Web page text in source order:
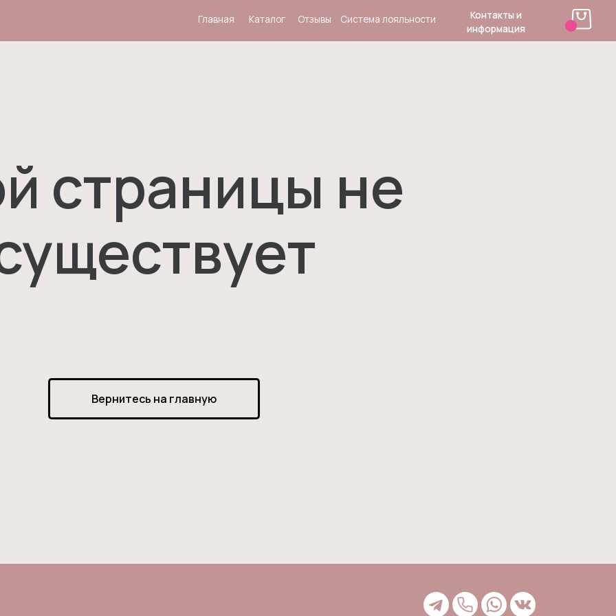
Каталог Отзывы Система лояльности
информация
страницы не
Вернитесь на главную